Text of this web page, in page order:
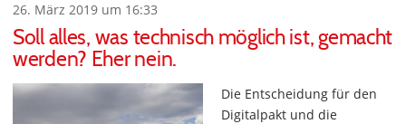
26. März 2019 um 16:33
Soll alles, was technisch möglich ist, gemacht
werden? Eher nein.
Die Entscheidung für den
Digitalpakt und die